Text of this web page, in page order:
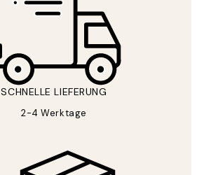
SCHNELLE LIEFERUNG
2-4 Werktage